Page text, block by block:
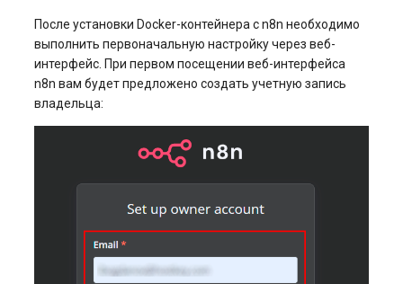
После установки Docker-контейнера с n8n необходимо
выполнить первоначальную настройку через веб-
интерфейс. При первом посещении веб-интерфейса
n8n вам будет предложено создать учетную запись
владельца: